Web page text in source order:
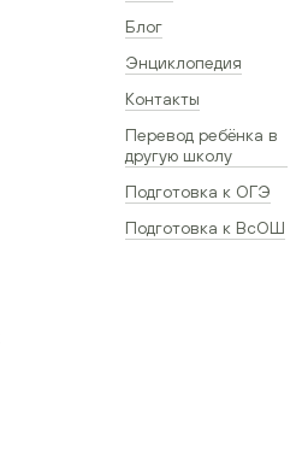
Блог
Энциклопедия
Контакты
Перевод ребёнка в
другую школу
Подготовка к ОГЭ
Подготовка к ВсОШ